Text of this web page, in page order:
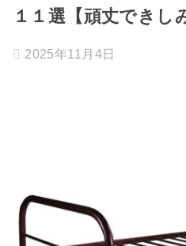
１１選【頑丈できし
2025年11月4日